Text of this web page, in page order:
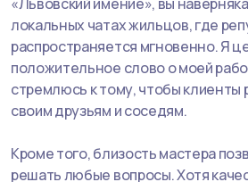
локальных чатах жильцов, где
распространяется мгновенно. Я
положительное слово о моей
стремлюсь к тому, чтобы
своим друзьям и соседям.
Кроме того, близость мастера
решать любые вопросы. Хотя